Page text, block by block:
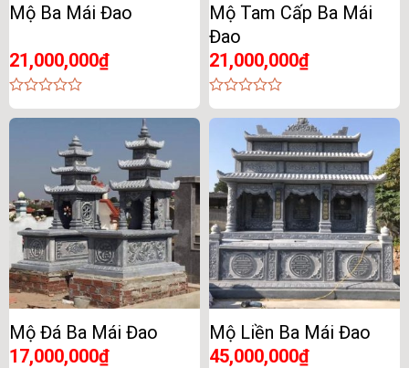
Mộ Ba Mái Đao
21,000,000₫
0
out
Mộ Tam Cấp Ba Mái
Đao
21,000,000₫
0
out
Mộ Đá Ba Mái Đao
17,000,000₫
Mộ Liền Ba Mái Đao
45,000,000₫